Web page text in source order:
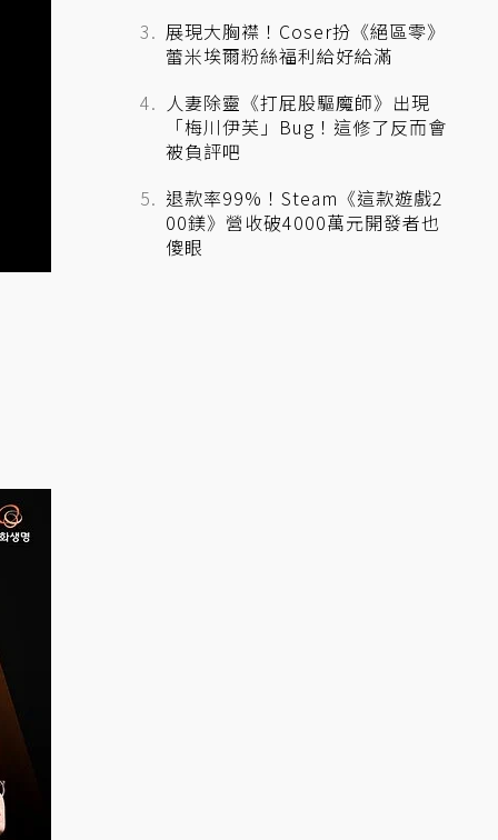
展現大胸襟！Coser扮《絕區零》
蕾米埃爾粉絲福利給好給滿
人妻除靈《打屁股驅魔師》出現
「梅川伊芙」Bug！這修了反而會
被負評吧
退款率99%！Steam《這款遊戲2
00鎂》營收破4000萬元開發者也
傻眼